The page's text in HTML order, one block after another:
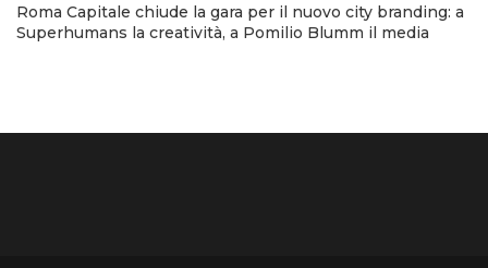
Roma Capitale chiude la gara per il nuovo city branding: a
Superhumans la creatività, a Pomilio Blumm il media